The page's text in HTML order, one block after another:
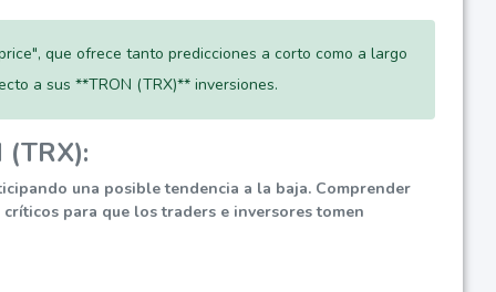
que ofrece tanto predicciones a corto como a largo
a sus **TRON (TRX)** inversiones.
una posible tendencia a la baja. Comprender
para que los traders e inversores tomen